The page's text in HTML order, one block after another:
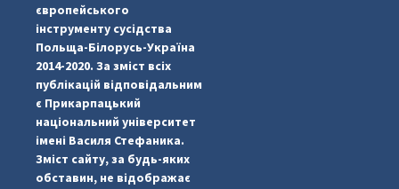
європейського
інструменту сусідства
Польща-Білорусь-Україна
2014-2020. За зміст всіх
публікацій відповідальним
є Прикарпацький
національний університет
імені Василя Стефаника.
Зміст сайту, за будь-яких
обставин, не відображає